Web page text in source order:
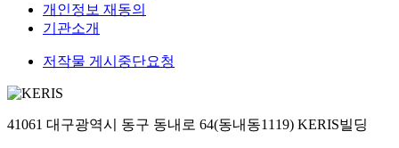
개인정보 재동의
기관소개
저작물 게시중단요청
41061 대구광역시 동구 동내로 64(동내동1119) KERIS빌딩